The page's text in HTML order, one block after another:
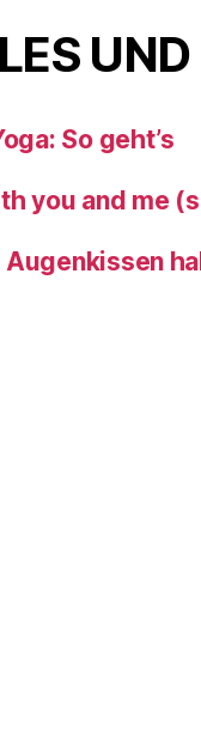
UND
So geht’s
you and me
Augenkissen